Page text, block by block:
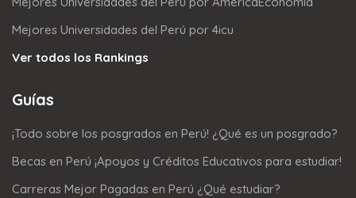
Mejores Universidades del Perú por 4icu
Ver todos los Rankings
Guías
¡Todo sobre los posgrados en Perú! ¿Qué es un posgrado?
Becas en Perú ¡Apoyos y Créditos Educativos para estudiar!
Carreras Mejor Pagadas en Perú ¿Qué estudiar?